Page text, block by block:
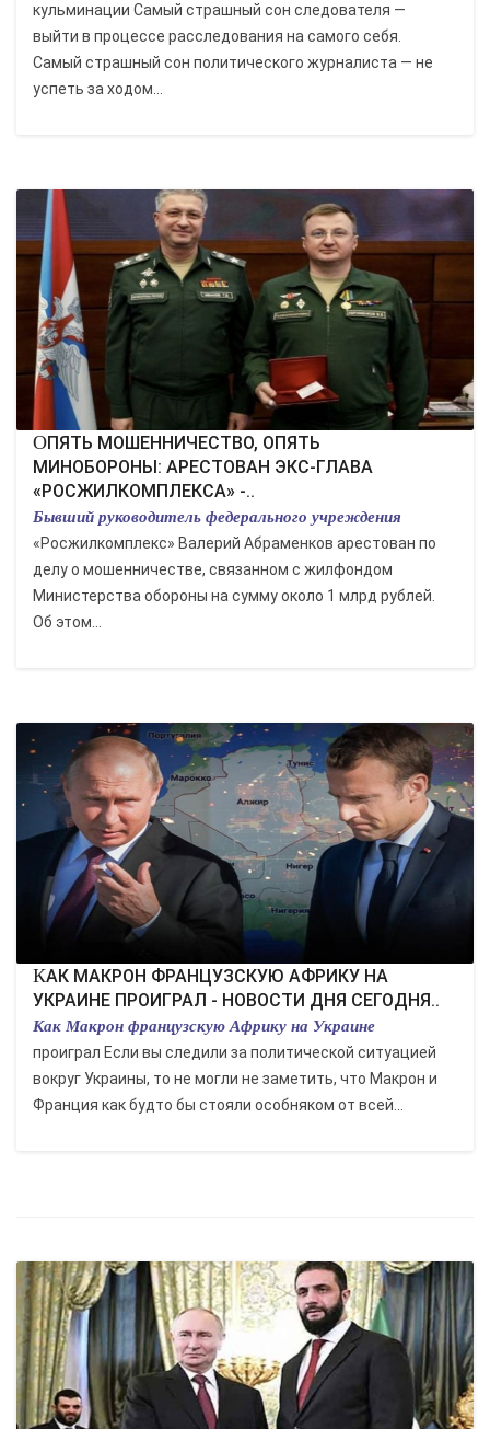
кульминации Самый страшный сон следователя —
выйти в процессе расследования на самого себя.
Самый страшный сон политического журналиста — не
успеть за ходом...
ОПЯТЬ МОШЕННИЧЕСТВО, ОПЯТЬ
МИНОБОРОНЫ: АРЕСТОВАН ЭКС-ГЛАВА
«РОСЖИЛКОМПЛЕКСА» -..
Бывший руководитель федерального учреждения
«Росжилкомплекс» Валерий Абраменков арестован по
делу о мошенничестве, связанном с жилфондом
Министерства обороны на сумму около 1 млрд рублей.
Об этом...
КАК МАКРОН ФРАНЦУЗСКУЮ АФРИКУ НА
УКРАИНЕ ПРОИГРАЛ - НОВОСТИ ДНЯ СЕГОДНЯ..
Как Макрон французскую Африку на Украине
проиграл Если вы следили за политической ситуацией
вокруг Украины, то не могли не заметить, что Макрон и
Франция как будто бы стояли особняком от всей...